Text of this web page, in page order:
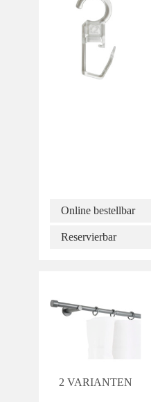
Online bestellbar
Reservierbar
2 VARIANTEN